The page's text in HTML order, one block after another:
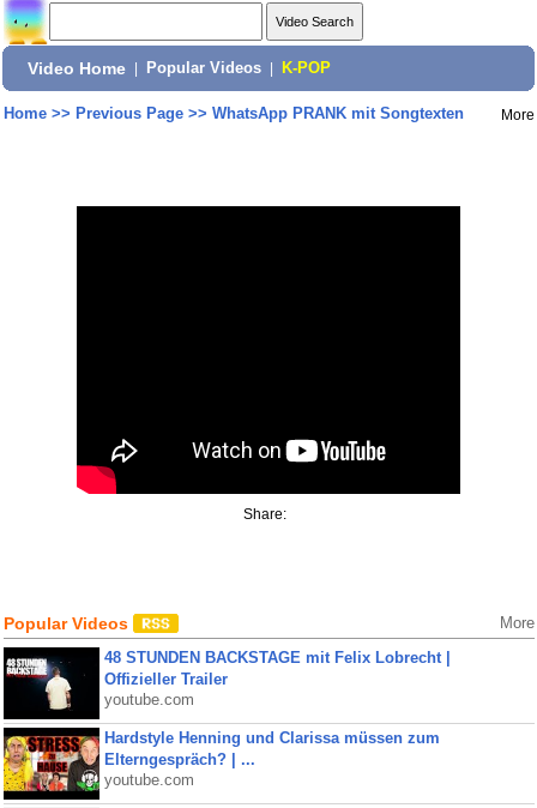
Video Home Popular Videos K-POP
Home>> Previous Page>> WhatsApp PRANK mit Songtexten More
Share:
Popular Videos More
48 STUNDEN BACKSTAGE mit Felix Lobrecht |
Offizieller Trailer
youtube.com
Hardstyle Henning und Clarissa müssen zum
Elterngespräch? | ...
youtube.com